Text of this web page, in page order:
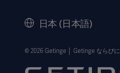
ウェブサイト個人情報保護方針
利用規約
日本 (日本語)
© 2026 Getinge │ Getinge ならびに